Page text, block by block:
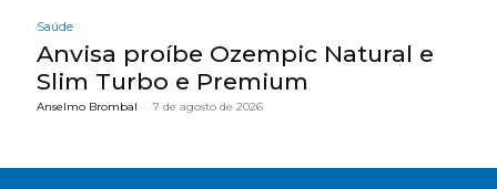
Saúde
Anvisa proíbe Ozempic Natural e
Slim Turbo e Premium
Anselmo Brombal - 7 de agosto de 2026